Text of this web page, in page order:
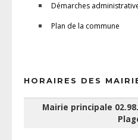
Démarches
Plan de la commune
HORAIRES DES
Mairie principale